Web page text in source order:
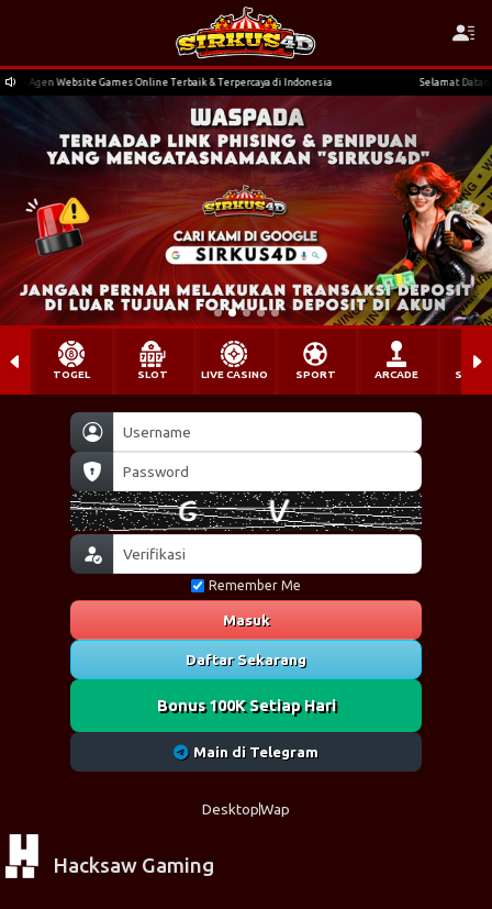
& Terpercaya di Indonesia Selamat Datang di SIRKUS4D - Agen Website
Remember Me
Masuk
Daftar Sekarang
Bonus 100K Setiap Hari
Main di Telegram
TOGEL SLOT LIVE CASINO SPORT ARCADE
DesktopWap
Hacksaw Gaming